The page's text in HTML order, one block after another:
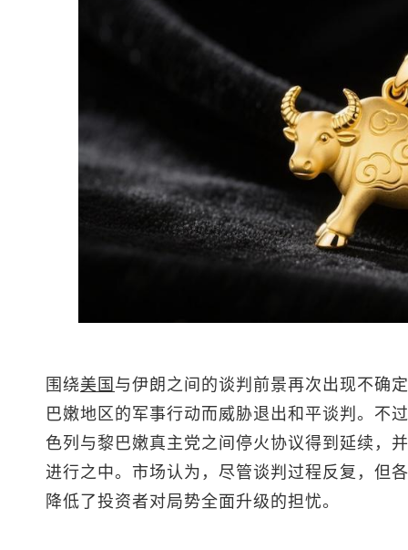
围绕美国 与伊朗之间的谈判前景再次出现不确
巴嫩地区的军事行动而威胁退出和平谈判。不
色列与黎巴嫩真主党之间停火协议得到延续，
进行之中。市场认为，尽管谈判过程反复，但
降低了投资者对局势全面升级的担忧。